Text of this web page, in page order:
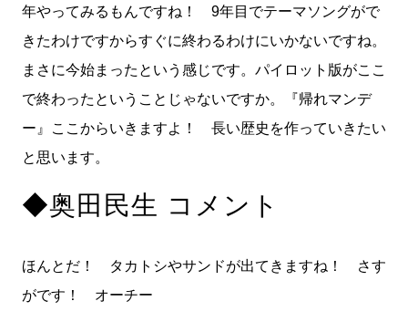
年やってみるもんですね！ 9年目でテーマソングがで
きたわけですからすぐに終わるわけにいかないですね。
まさに今始まったという感じです。パイロット版がここ
で終わったということじゃないですか。『帰れマンデ
ー』ここからいきますよ！ 長い歴史を作っていきたい
と思います。
◆奥田民生 コメント
ほんとだ！ タカトシやサンドが出てきますね！ さす
がです！ オーチー